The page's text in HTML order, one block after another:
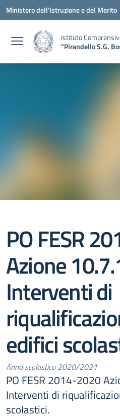
Vai ai contenuti
Vai al menu di navigazione
Vai al footer
Ministero dell'Istruzione e del Merito
Istituto
"Pirandello S.G.
PO FESR
Azione
Interventi di
edifici
Anno scolastico 2020/2021
PO FESR 2014-2020
Interventi di
scolastici.